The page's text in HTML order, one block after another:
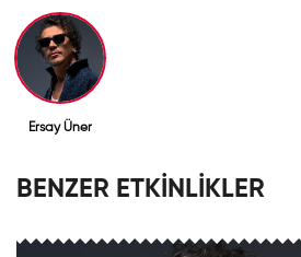
Ersay Üner
BENZER ETKİNLİKLER